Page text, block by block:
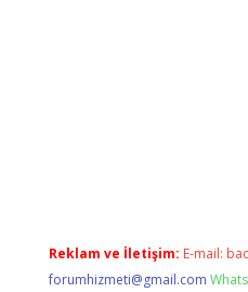
Reklam ve İletişim: E-mail:
forumhizmeti@gmail.com